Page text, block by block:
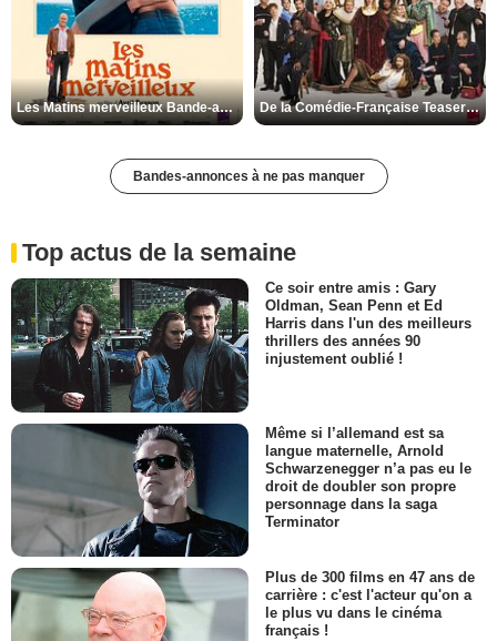
Les Matins merveilleux Bande-annonce VF De la Comédie-Française Teaser VF
Bandes-annonces à ne pas manquer
Top actus de la semaine
Ce soir entre amis : Gary
Oldman, Sean Penn et Ed
Harris dans l'un des meilleurs
thrillers des années 90
injustement oublié !
Même si l’allemand est sa
langue maternelle, Arnold
Schwarzenegger n’a pas eu le
droit de doubler son propre
personnage dans la saga
Terminator
Plus de 300 films en 47 ans de
carrière : c'est l'acteur qu'on a
le plus vu dans le cinéma
français !